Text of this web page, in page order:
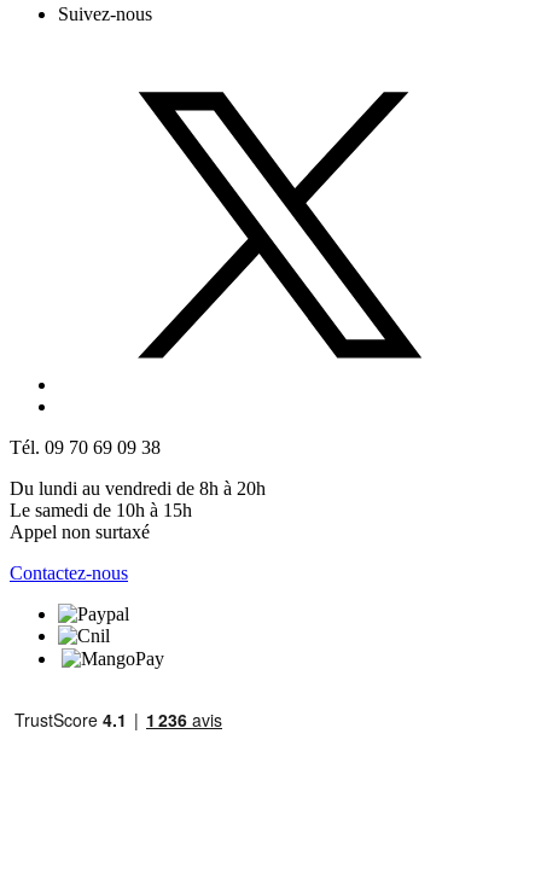
Suivez-nous
Tél. 09 70 69 09 38
Du lundi au vendredi de 8h à 20h
Le samedi de 10h à 15h
Appel non surtaxé
Contactez-nous